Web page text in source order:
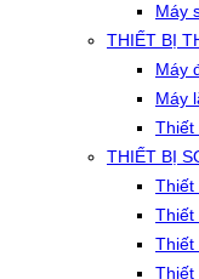
Máy
THIẾT BỊ
Máy
Máy
Thiết
THIẾT BỊ
Thiết
Thiết
Thiết
Thiết